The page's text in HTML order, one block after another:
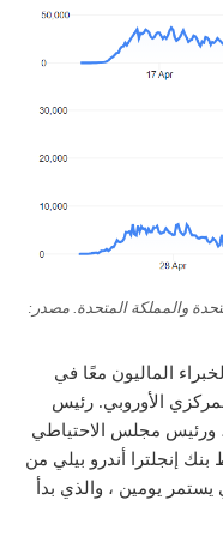
الماليون معًا في
الأوروبي. رئيس
، ورئيس مجلس الاحتياطي
إنجلترا أندرو بيلي من
يومين ، والذي بدأ